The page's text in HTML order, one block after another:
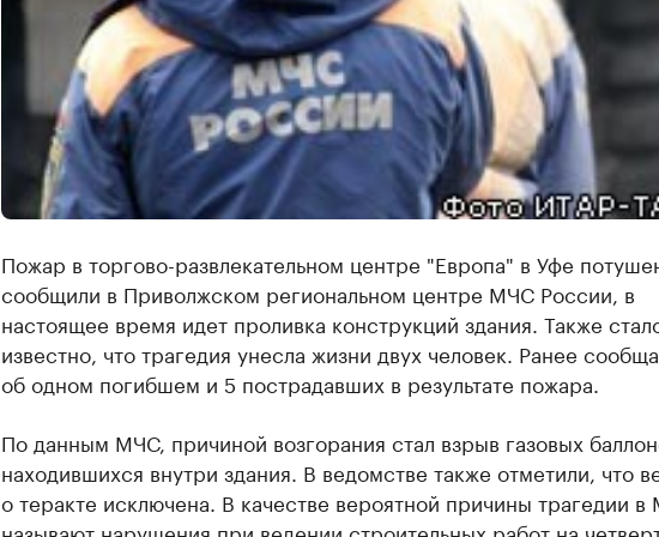
Пожар в торгово-развлекательном центре "Европа" в Уфе
сообщили в Приволжском региональном центре МЧС России, в
настоящее время идет проливка конструкций здания. Также
известно, что трагедия унесла жизни двух человек. Ранее
об одном погибшем и 5 пострадавших в результате пожара.
По данным МЧС, причиной возгорания стал взрыв газовых
находившихся внутри здания. В ведомстве также отметили, что
о теракте исключена. В качестве вероятной причины трагедии